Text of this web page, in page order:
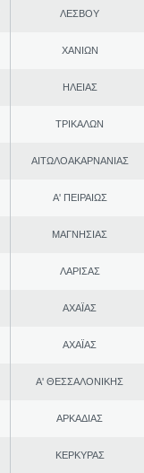
ΛΕΣΒΟΥ
ΧΑΝΙΩΝ
ΗΛΕΙΑΣ
ΤΡΙΚΑΛΩΝ
ΑΙΤΩΛΟΑΚΑΡΝΑΝΙΑΣ
Α' ΠΕΙΡΑΙΩΣ
ΜΑΓΝΗΣΙΑΣ
ΛΑΡΙΣΑΣ
ΑΧΑΪΑΣ
ΑΧΑΪΑΣ
Α' ΘΕΣΣΑΛΟΝΙΚΗΣ
ΑΡΚΑΔΙΑΣ
ΚΕΡΚΥΡΑΣ